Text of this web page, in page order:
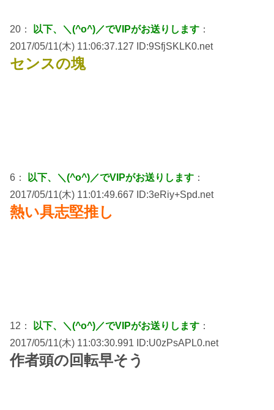
20： 以下、＼(^o^)／でVIPがお送りします ：
2017/05/11(木) 11:06:37.127 ID:9SfjSKLK0.net
センスの塊
6： 以下、＼(^o^)／でVIPがお送りします ：
2017/05/11(木) 11:01:49.667 ID:3eRiy+Spd.net
熱い具志堅推し
12： 以下、＼(^o^)／でVIPがお送りします ：
2017/05/11(木) 11:03:30.991 ID:U0zPsAPL0.net
作者頭の回転早そう